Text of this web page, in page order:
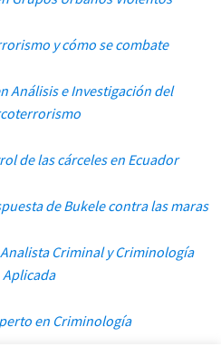
y cómo se combate
Análisis e Investigación del
de las cárceles en Ecuador
de Bukele contra las maras
Criminal y Criminología
Aplicada
en Criminología